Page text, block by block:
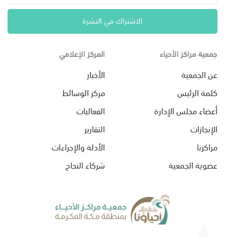
الاشتراك في النشرة
جمعية مراكز الأحياء
عن الجمعية
كلمة الرئيس
أعضاء مجلس الإدارة
الإنجازات
مراكزنا
عضوية الجمعية
المركز الإعلامي
الأخبار
مركز الوسائط
الفعاليات
التقارير
الأدلة والإجراءات
شركاء النجاح